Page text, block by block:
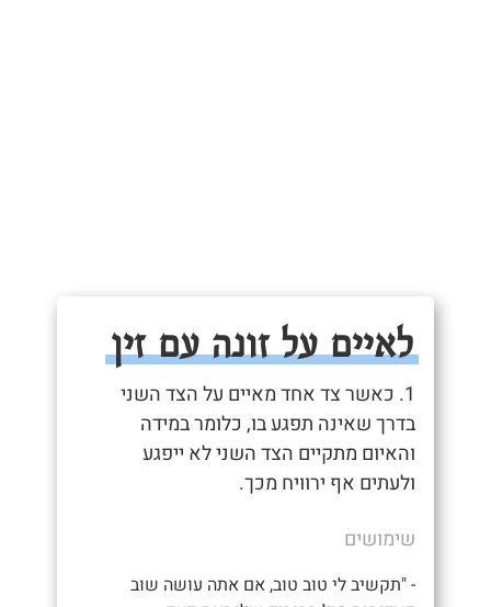
לאיים על זונה עם זין
1. כאשר צד אחד מאיים על הצד השני
בדרך שאינה תפגע בו, כלומר במידה
והאיום מתקיים הצד השני לא ייפגע
ולעתים אף ירוויח מכך.
שימושים
- "תקשיב לי טוב טוב, אם אתה עושה שוב